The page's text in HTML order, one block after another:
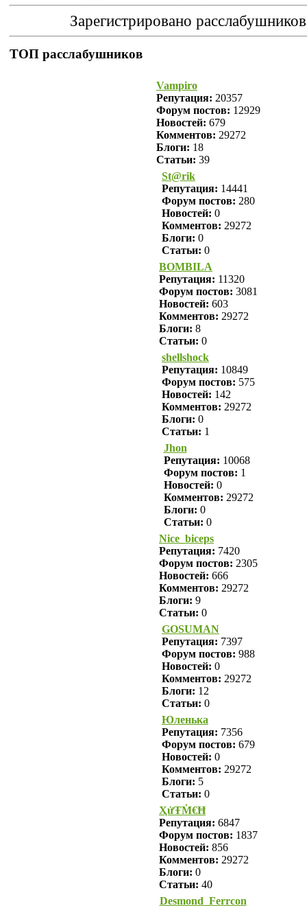
Зарегистрировано
ТОП расслабушников
Vampiro
Репутация: 20357
Форум постов: 12929
Новостей: 679
Комментов: 29272
Блоги: 18
Статьи: 39
St@rik
Репутация: 14441
Форум постов: 280
Новостей: 0
Комментов: 29272
Блоги: 0
Статьи: 0
BOMBILA
Репутация: 11320
Форум постов: 3081
Новостей: 603
Комментов: 29272
Блоги: 8
Статьи: 0
shellshock
Репутация: 10849
Форум постов: 575
Новостей: 142
Комментов: 29272
Блоги: 0
Статьи: 1
Jhon
Репутация: 10068
Форум постов: 1
Новостей: 0
Комментов: 29272
Блоги: 0
Статьи: 0
Nice_biceps
Репутация: 7420
Форум постов: 2305
Новостей: 666
Комментов: 29272
Блоги: 9
Статьи: 0
GOSUMAN
Репутация: 7397
Форум постов: 988
Новостей: 0
Комментов: 29272
Блоги: 12
Статьи: 0
Юленька
Репутация: 7356
Форум постов: 679
Новостей: 0
Комментов: 29272
Блоги: 5
Статьи: 0
ҲửŦṀ€Ħ
Репутация: 6847
Форум постов: 1837
Новостей: 856
Комментов: 29272
Блоги: 0
Статьи: 40
Desmond_Ferrcon